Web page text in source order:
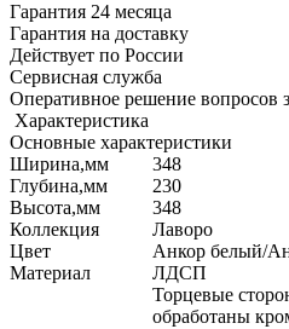
Гарантия 24 месяца
Гарантия на доставку
Действует по России
Сервисная служба
Оперативное решение вопросов
Характеристика
Основные характеристики
Ширина,мм
348
Глубина,мм
230
Высота,мм
348
Коллекция
Лаворо
Цвет
Анкор белый/
Материал
ЛДСП
Торцевые
обработаны